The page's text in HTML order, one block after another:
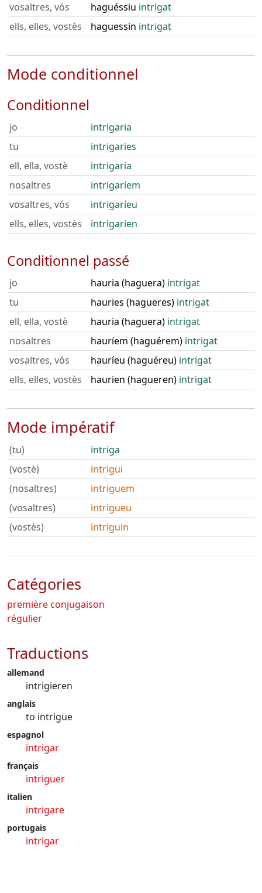
vosaltres, vós
haguéssiu intrigat
ells, elles, vostès
haguessin intrigat
Mode conditionnel
Conditionnel
jo
intrigaria
tu
intrigaries
ell, ella, vostè
intrigaria
nosaltres
intrigaríem
vosaltres, vós
intrigaríeu
ells, elles, vostès
intrigarien
Conditionnel passé
jo hauria (haguera) intrigat
tu
hauries (hagueres) intrigat
ell, ella, vostè
hauria (haguera) intrigat
nosaltres
hauríem (haguérem) intrigat
vosaltres, vós
hauríeu (haguéreu) intrigat
ells, elles, vostès
haurien (hagueren) intrigat
Mode impératif
(tu)
intriga
(vostè)
intrigui
(nosaltres)
intriguem
(vosaltres)
intrigueu
(vostès)
intriguin
Catégories
première conjugaison
régulier
Traductions
allemand
intrigieren
anglais
to intrigue
espagnol
intrigar
français
intriguer
italien
intrigare
portugais
intrigar